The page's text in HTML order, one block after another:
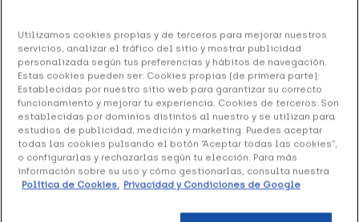
Medela Colector de Leche Materna, 1 unidad
26.37 €
+ 53 puntosHealthies
Medela Colector de Leche Maternatiene un diseño
adecuado para recoger la leche que se produce en exceso
favorece la captura del fluido durante este proceso con
Utilizamos cookies propias y de terceros para mejorar nuestros
servicios, analizar el tráfico del sitio y mostrar publicidad
personalizada según tus preferencias y hábitos de navegación.
Estas cookies pueden ser: Cookies propias (de primera parte):
Establecidas por nuestro sitio web para garantizar su correcto
funcionamiento y mejorar tu experiencia. Cookies de terceros: Son
establecidas por dominios distintos al nuestro y se utilizan para
estudios de publicidad, medición y marketing. Puedes aceptar
todas las cookies pulsando el botón “Aceptar todas las cookies”,
o configurarlas y rechazarlas según tu elección. Para más
información sobre su uso y cómo gestionarlas, consulta nuestra
Política de Cookies. Privacidad y Condiciones de Google